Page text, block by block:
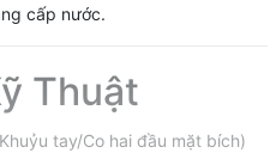
cấp nước.
Thuật
tay/Co hai đầu mặt bích)